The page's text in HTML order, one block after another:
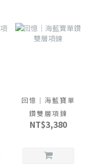
回憶｜海藍寶單
鑽雙層項鍊
NT$3,380